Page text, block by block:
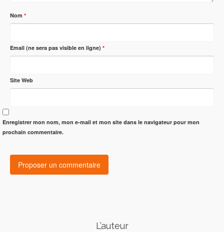
Nom *
Email (ne sera pas visible en ligne) *
Site Web
Enregistrer mon nom, mon e-mail et mon site dans le navigateur pour mon
prochain commentaire.
L’auteur